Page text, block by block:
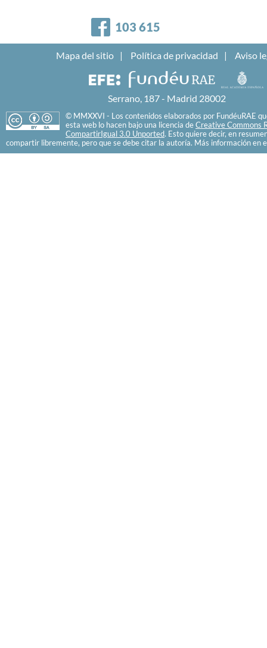
Facebook
103 615
Mapa del sitio Política de privacidad Aviso
Serrano, 187 - Madrid 28002
© MMXXVI - Los contenidos elaborados por FundéuRAE
esta web lo hacen bajo una licencia de Creative Commons
CompartirIgual 3.0 Unported. Esto quiere decir, en
compartir libremente, pero que se debe citar la autoría. Más información en